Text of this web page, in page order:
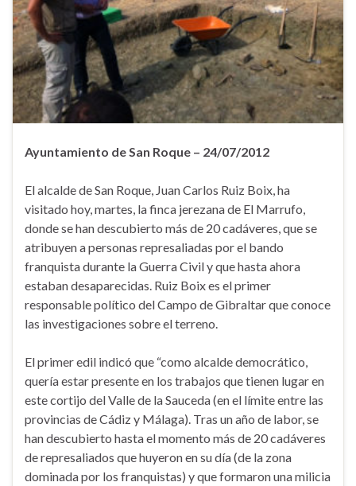
Ayuntamiento de San Roque – 24/07/2012
El alcalde de San Roque, Juan Carlos Ruiz Boix, ha
visitado hoy, martes, la finca jerezana de El Marrufo,
donde se han descubierto más de 20 cadáveres, que se
atribuyen a personas represaliadas por el bando
franquista durante la Guerra Civil y que hasta ahora
estaban desaparecidas. Ruiz Boix es el primer
responsable político del Campo de Gibraltar que conoce
las investigaciones sobre el terreno.
El primer edil indicó que “como alcalde democrático,
quería estar presente en los trabajos que tienen lugar en
este cortijo del Valle de la Sauceda (en el límite entre las
provincias de Cádiz y Málaga). Tras un año de labor, se
han descubierto hasta el momento más de 20 cadáveres
de represaliados que huyeron en su día (de la zona
dominada por los franquistas) y que formaron una milicia